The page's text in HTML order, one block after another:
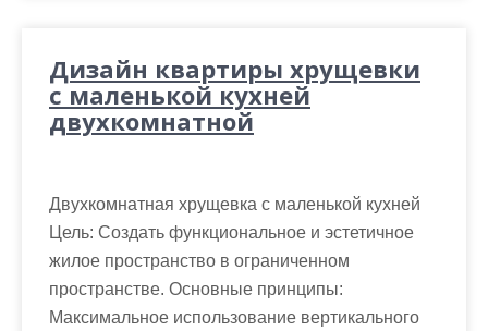
Дизайн квартиры хрущевки
с маленькой кухней
двухкомнатной
Двухкомнатная хрущевка с маленькой кухней
Цель: Создать функциональное и эстетичное
жилое пространство в ограниченном
пространстве. Основные принципы:
Максимальное использование вертикального